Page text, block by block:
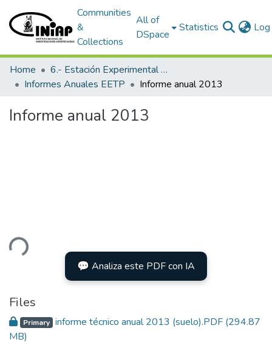
Communities
&
Collections
All of
DSpace
Statistics
Home
6.- Estación Experimental Tropical Pichilingue
Informes Anuales EETP
Informe anual 2013
Informe anual 2013
💬 Analiza este PDF con IA
Files
Primary informe técnico anual 2013 (suelo).PDF (294.87
MB)